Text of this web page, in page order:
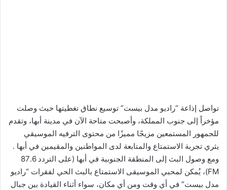
تواصل إذاعة “راديو مدل بيست” توسيع نطاق تغطيتها حيث وصلت
مؤخراً إلى جنوب المملكة، وأصبحت متاحة الآن في مدينة أبها، وتقدم
للجمهور المستمعين مزيجًا مميزًا من محتوى الترفيه الموسيقي
يثري تجربة الاستمتاع والمتابعة لدى المواطنين والمقيمين في أبها .
ومع وصول البث إلى المنطقة الجنوبية في أبها (على التردد 87.6
FM)، يُمكن لمحبي الموسيقى الاستمتاع بالبث الحي لفقرات “راديو
مدل بيست” في أي وقت ومن أي مكان، سواء أثناء القيادة بين جبال